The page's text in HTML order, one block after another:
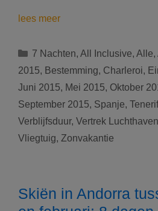
lees meerOntdek
van
Tenerife:
8
dagen
voor
Inclusive
Categorieën
7 Nachten, All Inclusive, Alle,
2015, Bestemming, Charleroi,
Juni 2015, Mei 2015, Oktober
September 2015, Spanje,
Verblijfsduur, Vertrek Luchthaven
Vliegtuig, Zonvakantie
Skiën in Andorra